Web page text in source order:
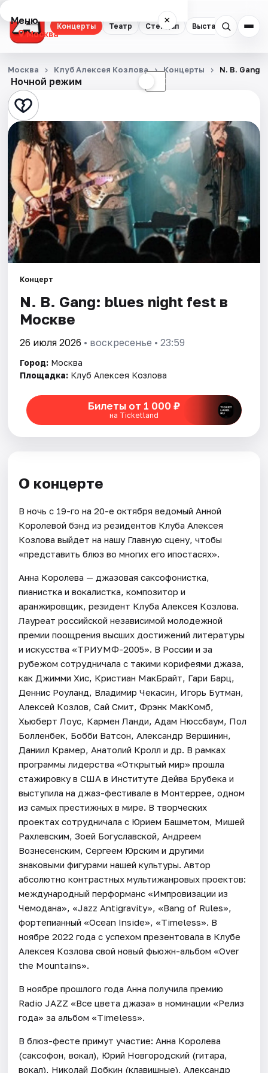
Концерты Театр Стендап Выставки
Меню ×
Москва
Концерты
Театр
Стендап
Выставки
Квесты
Экскурсии
Спорт
События
Города
Площадки
Рейтинги
Ночной режим ☾
Москва Клуб Алексея Козлова Концерты N. B.
Концерт
N. B. Gang: blues night fest в
Москве
26 июля 2026 • воскресенье • 23:59
Город: Москва
Площадка: Клуб Алексея Козлова
Билеты от 1 000 ₽
на Ticketland
О концерте
В ночь с 19-го на 20-е октября ведомый Анной
Королевой бэнд из резидентов Клуба Алексея
Козлова выйдет на нашу Главную сцену, чтобы
«представить блюз во многих его ипостасях».
Анна Королева — джазовая саксофонистка,
пианистка и вокалистка, композитор и
аранжировщик, резидент Клуба Алексея Козлова.
Лауреат российской независимой молодежной
премии поощрения высших достижений литературы
и искусства «ТРИУМФ-2005». В России и за
рубежом сотрудничала с такими корифеями джаза,
как Джимми Хис, Кристиан МакБрайт, Гари Барц,
Деннис Роуланд, Владимир Чекасин, Игорь Бутман,
Алексей Козлов, Сай Смит, Фрэнк МакКомб,
Хьюберт Лоус, Кармен Ланди, Адам Нюссбаум, Пол
Болленбек, Бобби Ватсон, Александр Вершинин,
Даниил Крамер, Анатолий Кролл и др. В рамках
программы лидерства «Открытый мир» прошла
стажировку в США в Институте Дейва Брубека и
выступила на джаз-фестивале в Монтеррее, одном
из самых престижных в мире. В творческих
проектах сотрудничала с Юрием Башметом, Мишей
Рахлевским, Зоей Богуславской, Андреем
Вознесенским, Сергеем Юрским и другими
знаковыми фигурами нашей культуры. Автор
абсолютно контрастных мультижанровых проектов:
международный перформанс «Импровизации из
Чемодана», «Jazz Antigravity», «Bang of Rules»,
фортепианный «Ocean Inside», «Timeless». В
ноябре 2022 года с успехом презентовала в Клубе
Алексея Козлова свой новый фьюжн-альбом «Over
the Mountains».
В ноябре прошлого года Анна получила премию
Radio JAZZ «Все цвета джаза» в номинации «Релиз
года» за альбом «Timeless».
В блюз-фесте примут участие: Анна Королева
(саксофон, вокал), Юрий Новгородский (гитара,
вокал), Николай Добкин (клавишные), Александр